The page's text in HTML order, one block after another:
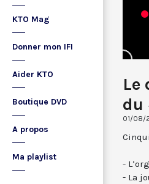
KTO Mag
Donner mon IFI
Aider KTO
Boutique DVD
A propos
Ma playlist
Le
du
01/08/
-
- La